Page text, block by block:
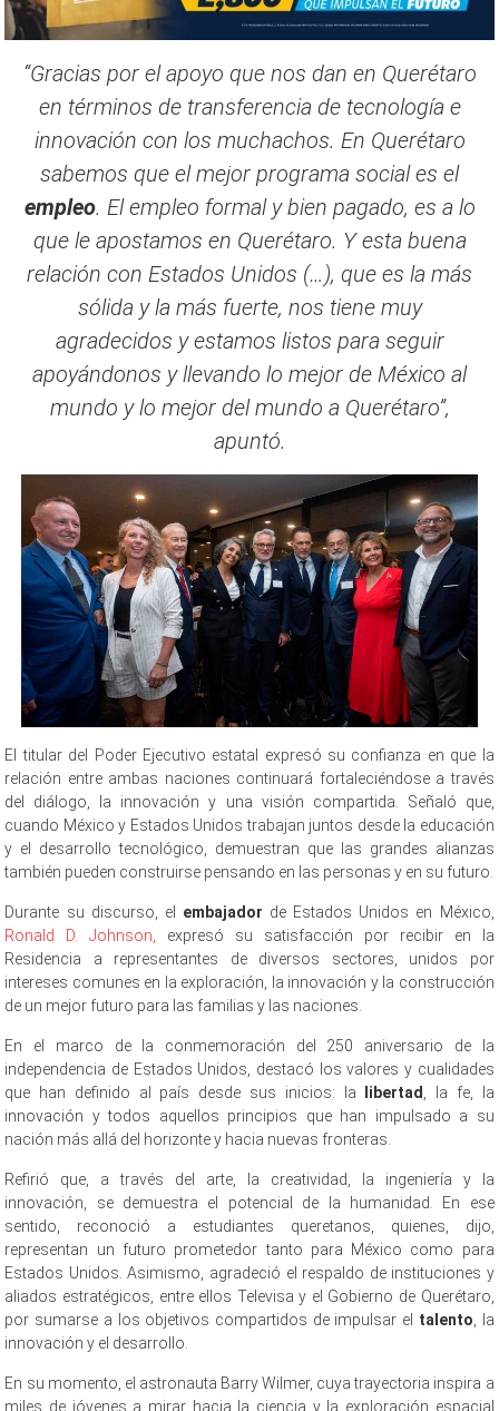
“Gracias por el apoyo que nos dan en Querétaro
en términos de transferencia de tecnología e
innovación con los muchachos. En Querétaro
sabemos que el mejor programa social es el
empleo. El empleo formal y bien pagado, es a lo
que le apostamos en Querétaro. Y esta buena
relación con Estados Unidos (…), que es la más
sólida y la más fuerte, nos tiene muy
agradecidos y estamos listos para seguir
apoyándonos y llevando lo mejor de México al
mundo y lo mejor del mundo a Querétaro”,
apuntó.
El titular del Poder Ejecutivo estatal expresó su confianza en que la
relación entre ambas naciones continuará fortaleciéndose a través
del diálogo, la innovación y una visión compartida. Señaló que,
cuando México y Estados Unidos trabajan juntos desde la educación
y el desarrollo tecnológico, demuestran que las grandes alianzas
también pueden construirse pensando en las personas y en su futuro.
Durante su discurso, el embajador de Estados Unidos en México,
Ronald D. Johnson,
expresó su satisfacción por recibir en la
Residencia a representantes de diversos sectores, unidos por
intereses comunes en la exploración, la innovación y la construcción
de un mejor futuro para las familias y las naciones.
En el marco de la conmemoración del 250 aniversario de la
independencia de Estados Unidos, destacó los valores y cualidades
que han definido al país desde sus inicios: la
libertad
, la fe, la
innovación y todos aquellos principios que han impulsado a su
nación más allá del horizonte y hacia nuevas fronteras.
Refirió que, a través del arte, la creatividad, la ingeniería y la
innovación, se demuestra el potencial de la humanidad. En ese
sentido, reconoció a estudiantes queretanos, quienes, dijo,
representan un futuro prometedor tanto para México como para
Estados Unidos. Asimismo, agradeció el respaldo de instituciones y
aliados estratégicos, entre ellos Televisa y el Gobierno de Querétaro,
por sumarse a los objetivos compartidos de impulsar el talento , la
innovación y el desarrollo.
En su momento, el astronauta Barry Wilmer, cuya trayectoria inspira a
miles de jóvenes a mirar hacia la ciencia y la exploración espacial